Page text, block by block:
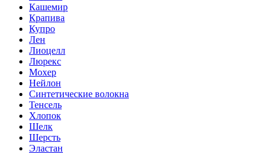
Кашемир
Крапива
Купро
Лен
Лиоцелл
Люрекс
Мохер
Нейлон
Синтетические волокна
Тенсель
Хлопок
Шелк
Шерсть
Эластан